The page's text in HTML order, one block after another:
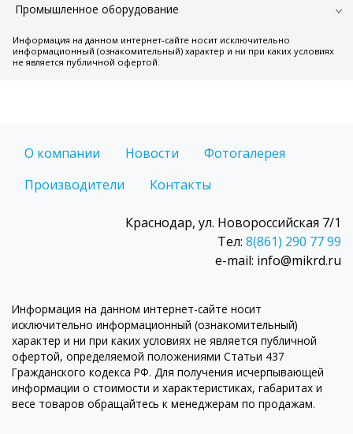
Промышленное оборудование
Информация на данном интернет-сайте носит исключительно
информационный (ознакомительный) характер и ни при каких условиях
не является публичной офертой.
О компании Новости
Фотогалерея
Производители
Контакты
Краснодар, ул. Новороссийская 7/1
Тел: 8(861) 290 77 99
e-mail: info@mikrd.ru
Информация на данном интернет-сайте носит
исключительно информационный (ознакомительный)
характер и ни при каких условиях не является публичной
офертой, определяемой положениями Статьи 437
Гражданского кодекса РФ. Для получения исчерпывающей
информации о стоимости и характеристиках, габаритах и
весе товаров обращайтесь к менеджерам по продажам.